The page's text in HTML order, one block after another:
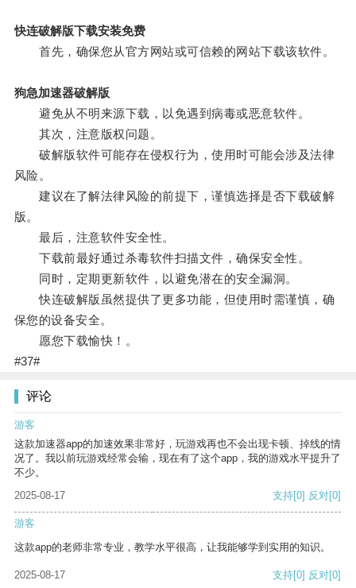
快连破解版下载安装免费
首先，确保您从官方网站或可信赖的网站下载该软件。
狗急加速器破解版
避免从不明来源下载，以免遇到病毒或恶意软件。
其次，注意版权问题。
破解版软件可能存在侵权行为，使用时可能会涉及法律
风险。
建议在了解法律风险的前提下，谨慎选择是否下载破解
版。
最后，注意软件安全性。
下载前最好通过杀毒软件扫描文件，确保安全性。
同时，定期更新软件，以避免潜在的安全漏洞。
快连破解版虽然提供了更多功能，但使用时需谨慎，确
保您的设备安全。
愿您下载愉快！。
#37#
评论
游客
这款加速器app的加速效果非常好，玩游戏再也不会出现卡顿、掉线的情
况了。我以前玩游戏经常会输，现在有了这个app，我的游戏水平提升了
不少。
2025-08-17
支持[0] 反对[0]
游客
这款app的老师非常专业，教学水平很高，让我能够学到实用的知识。
2025-08-17 支持[0] 反对[0]